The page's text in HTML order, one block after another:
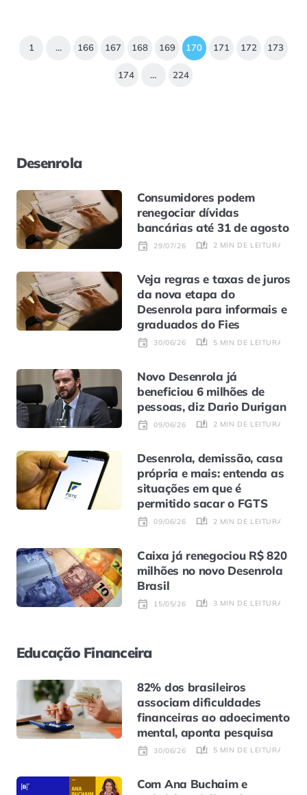
1 … 166 167 168 169 170 171 172 173
174 … 224
Desenrola
Consumidores podem
renegociar dívidas
bancárias até 31 de agosto
29/07/26 2 MIN DE LEITURA
Veja regras e taxas de juros
da nova etapa do
Desenrola para informais e
graduados do Fies
30/06/26 5 MIN DE LEITURA
Novo Desenrola já
beneficiou 6 milhões de
pessoas, diz Dario Durigan
09/06/26 2 MIN DE LEITURA
Desenrola, demissão, casa
própria e mais: entenda as
situações em que é
permitido sacar o FGTS
09/06/26 2 MIN DE LEITURA
Caixa já renegociou R$ 820
milhões no novo Desenrola
Brasil
15/05/26 3 MIN DE LEITURA
Educação Financeira
82% dos brasileiros
associam dificuldades
financeiras ao adoecimento
mental, aponta pesquisa
30/06/26 5 MIN DE LEITURA
Com Ana Buchaim e